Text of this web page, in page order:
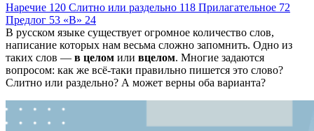
Наречие 120 Слитно или раздельно 118 Прилагательное 72
Предлог 53 «В» 24
В русском языке существует огромное количество слов,
написание которых нам весьма сложно запомнить. Одно из
таких слов — в целом или вцелом. Многие задаются
вопросом: как же всё-таки правильно пишется это слово?
Слитно или раздельно? А может верны оба варианта?